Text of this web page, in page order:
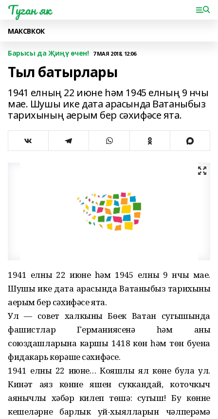
Туган як
МАКСВКОК
Барысы да Җиңү өчен! 7 МАЯ 2018, 12:06
Тыл батырлары
1941 елның 22 июне һәм 1945 елның 9 нчы
мае. Шушы ике дата арасында Ватаныбыз
тарихының аерым бер сәхифәсе ята.
1941 елның 22 июне һәм 1945 елның 9 нчы мае.
Шушы ике дата арасында Ватаныбыз тарихының
аерым бер сәхифәсе ята.
Ул — совет халкының Бөек Ватан сугышында
фашистлар Германиясенә һәм аның
союздашларына каршы 1418 көн һәм төн буена
фидакарь көрәше сәхифәсе.
1941 елның 22 июне… Кояшлы ял көне була ул.
Кинәт аяз көнне яшен суккандай, коточкыч
аянычлы хәбәр килеп төшә: сугыш! Бу көнне
кешеләрнең барлык уй-хыялларын чәлперәмә